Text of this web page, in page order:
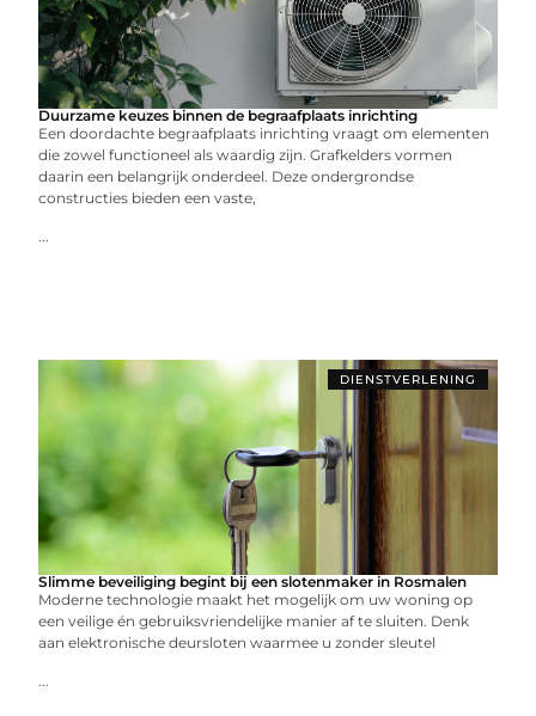
Duurzame keuzes binnen de begraafplaats inrichting
Een doordachte begraafplaats inrichting vraagt om elementen
die zowel functioneel als waardig zijn. Grafkelders vormen
daarin een belangrijk onderdeel. Deze ondergrondse
constructies bieden een vaste,
...
DIENSTVERLENING
Slimme beveiliging begint bij een slotenmaker in Rosmalen
Moderne technologie maakt het mogelijk om uw woning op
een veilige én gebruiksvriendelijke manier af te sluiten. Denk
aan elektronische deursloten waarmee u zonder sleutel
...